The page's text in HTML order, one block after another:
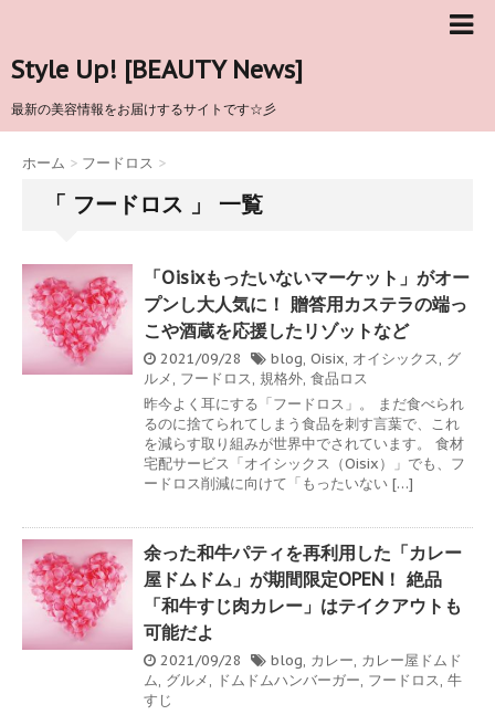
Style Up! [BEAUTY News]
最新の美容情報をお届けするサイトです☆彡
ホーム > フードロス >
「 フードロス 」 一覧
「Oisixもったいないマーケット」がオー
プンし大人気に！ 贈答用カステラの端っ
こや酒蔵を応援したリゾットなど
2021/09/28 blog, Oisix, オイシックス, グ
ルメ, フードロス, 規格外, 食品ロス
昨今よく耳にする「フードロス」。 まだ食べられ
るのに捨てられてしまう食品を刺す言葉で、これ
を減らす取り組みが世界中でされています。 食材
宅配サービス「オイシックス（Oisix）」でも、フ
ードロス削減に向けて「もったいない […]
余った和牛パティを再利用した「カレー
屋ドムドム」が期間限定OPEN！ 絶品
「和牛すじ肉カレー」はテイクアウトも
可能だよ
2021/09/28 blog, カレー, カレー屋ドムド
ム, グルメ, ドムドムハンバーガー, フードロス, 牛
すじ